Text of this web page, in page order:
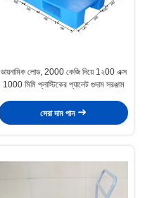
ডায়নামিক লোড, 2000 কেজি দিয়ে 1২00 এক্স
1000 মিমি প্লাস্টিকের প্যালেট গুদাম সরঞ্জাম
সেরা দাম পান